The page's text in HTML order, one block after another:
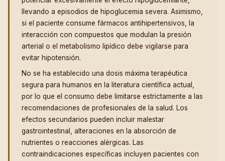
llevando a episodios de hipoglucemia severa. Asimismo,
si el paciente consume fármacos antihipertensivos, la
interacción con compuestos que modulan la presión
arterial o el metabolismo lipídico debe vigilarse para
evitar hipotensión.
No se ha establecido una dosis máxima terapéutica
segura para humanos en la literatura científica actual,
por lo que el consumo debe limitarse estrictamente a las
recomendaciones de profesionales de la salud. Los
efectos secundarios pueden incluir malestar
gastrointestinal, alteraciones en la absorción de
nutrientes o reacciones alérgicas. Las
contraindicaciones específicas incluyen pacientes con